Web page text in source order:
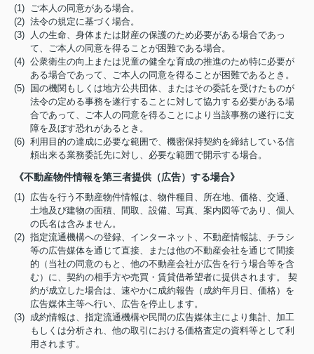
(1) ご本人の同意がある場合。
(2) 法令の規定に基づく場合。
(3) 人の生命、身体または財産の保護のため必要がある場合であっ
て、ご本人の同意を得ることが困難である場合。
(4) 公衆衛生の向上または児童の健全な育成の推進のため特に必要が
ある場合であって、ご本人の同意を得ることが困難であるとき。
(5) 国の機関もしくは地方公共団体、またはその委託を受けたものが
法令の定める事務を遂行することに対して協力する必要がある場
合であって、ご本人の同意を得ることにより当該事務の遂行に支
障を及ぼす恐れがあるとき。
(6) 利用目的の達成に必要な範囲で、機密保持契約を締結している信
頼出来る業務委託先に対し、必要な範囲で開示する場合。
《不動産物件情報を第三者提供（広告）する場合》
(1) 広告を行う不動産物件情報は、物件種目、所在地、価格、交通、
土地及び建物の面積、間取、設備、写真、案内図等であり、個人
の氏名は含みません。
(2) 指定流通機構への登録、インターネット、不動産情報誌、チラシ
等の広告媒体を通じて直接、または他の不動産会社を通じて間接
的（当社の同意のもと、他の不動産会社が広告を行う場合等を含
む）に、契約の相手方や売買・賃貸借希望者に提供されます。 契
約が成立した場合は、速やかに成約報告（成約年月日、価格）を
広告媒体主等へ行い、広告を停止します。
(3) 成約情報は、指定流通機構や民間の広告媒体主により集計、加工
もしくは分析され、他の取引における価格査定の資料等として利
用されます。